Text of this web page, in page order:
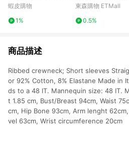
祕魯棉 冰棉T恤
蝦皮購物
1%
棉短袖T恤男裝夏
東森購物 ETMall
0.5%
商品描述
Ribbed crewneck; Short sleeves
or 92% Cotton, 8% Elastane Made in
ds to a 48 IT. Mannequin size: 48 IT.
t 1.85 cm, Bust/Breast 94cm, Waist
cm, Hip Bone 93cm, Arm lenght
vel 63cm, Wrist circumference 20cm